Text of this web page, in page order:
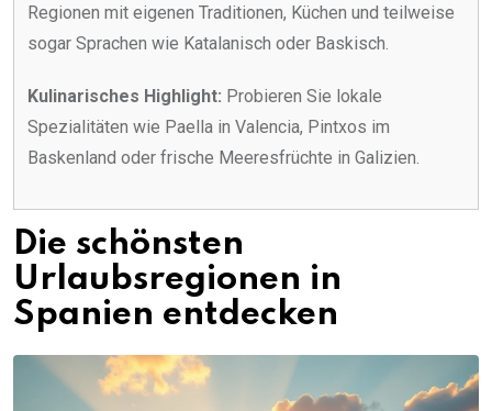
Regionen mit eigenen Traditionen, Küchen und teilweise
sogar Sprachen wie Katalanisch oder Baskisch.
Kulinarisches Highlight: Probieren Sie lokale
Spezialitäten wie Paella in Valencia, Pintxos im
Baskenland oder frische Meeresfrüchte in Galizien.
Die schönsten
Urlaubsregionen in
Spanien entdecken